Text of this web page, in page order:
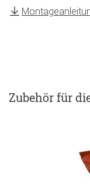
Zubehörfür